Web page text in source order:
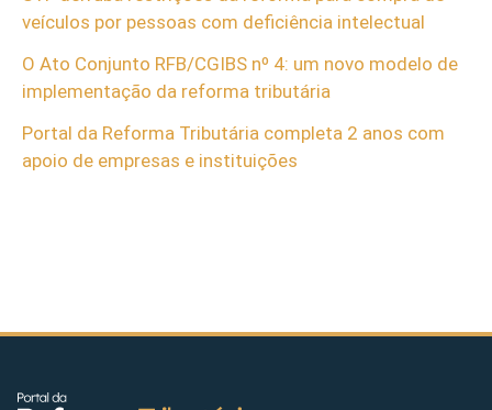
veículos por pessoas com deficiência intelectual
O Ato Conjunto RFB/CGIBS nº 4: um novo modelo de
implementação da reforma tributária
Portal da Reforma Tributária completa 2 anos com
apoio de empresas e instituições